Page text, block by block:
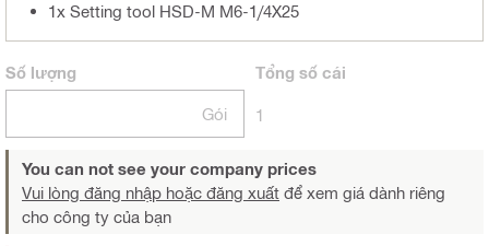
1x Setting tool HSD-M M6-1/4X25
Số lượng
Gói
Tổng số cái
1
You can not see your company prices
Vui lòng đăng nhập hoặc đăng xuất để xem giá dành riêng
cho công ty của bạn